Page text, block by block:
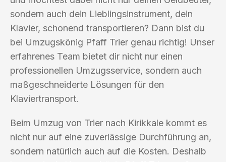
sondern auch dein Lieblingsinstrument, dein
Klavier, schonend transportieren? Dann bist du
bei Umzugskönig Pfaff Trier genau richtig! Unser
erfahrenes Team bietet dir nicht nur einen
professionellen Umzugsservice, sondern auch
maßgeschneiderte Lösungen für den
Klaviertransport.
Beim Umzug von Trier nach Kirikkale kommt es
nicht nur auf eine zuverlässige Durchführung an,
sondern natürlich auch auf die Kosten. Deshalb